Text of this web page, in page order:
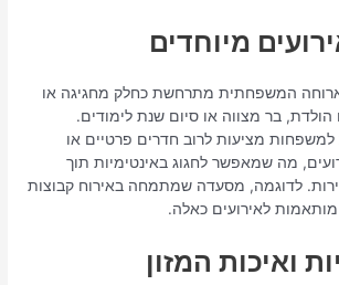
מיוחדים
המשפחתית מתרחשת כחלק מחגיגה או
הולדת, בר מצווה או סיום שנת לימודים.
מציעות לרוב חדרים פרטיים או
מה שמאפשר לחגוג באינטימיות תוך
לדוגמה, מסעדה שמתמחה באירוח קבוצות
מותאמות לאירועים כאלה.
ואיכות המזון